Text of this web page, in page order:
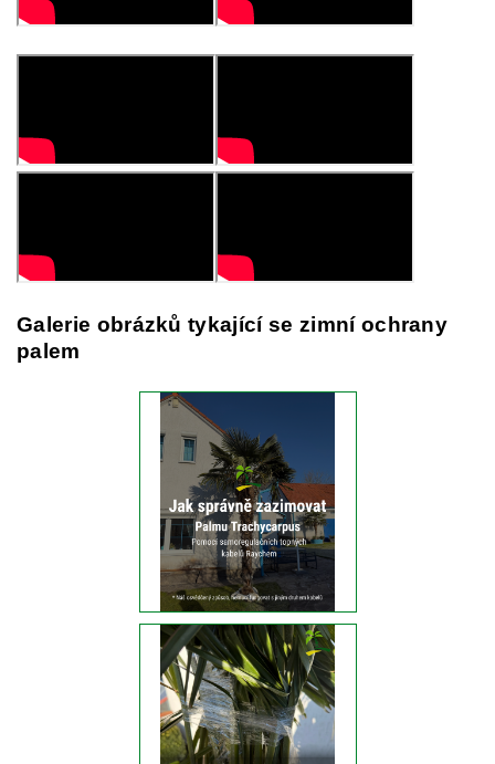
Galerie obrázků tykající se zimní ochrany
palem